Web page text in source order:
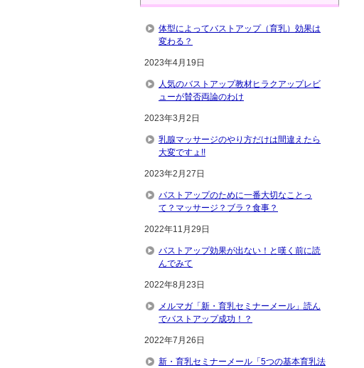
体型によってバストアップ（育乳）効果は
変わる？
2023年4月19日
人気のバストアップ教材ヒラクアップレビ
ューが賛否両論のわけ
2023年3月2日
乳腺マッサージのやり方だけは間違えたら
大変ですょ!!
2023年2月27日
バストアップのために一番大切なことっ
て？マッサージ？ブラ？食事？
2022年11月29日
バストアップ効果が出ない！と嘆く前に読
んでみて
2022年8月23日
メルマガ「新・育乳セミナーメール」読ん
でバストアップ成功！？
2022年7月26日
新・育乳セミナーメール「5つの基本育乳法